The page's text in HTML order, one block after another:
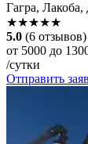
Гагра, Лакоба,
★★★★★
5.0 (6 отзывов)
от 5000 до
/сутки
Отправить